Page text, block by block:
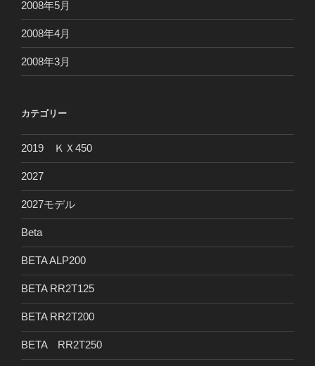
2008年5月
2008年4月
2008年3月
カテゴリー
2019 ＫＸ450
2027
2027モデル
Beta
BETA ALP200
BETA RR2T125
BETA RR2T200
BETA RR2T250